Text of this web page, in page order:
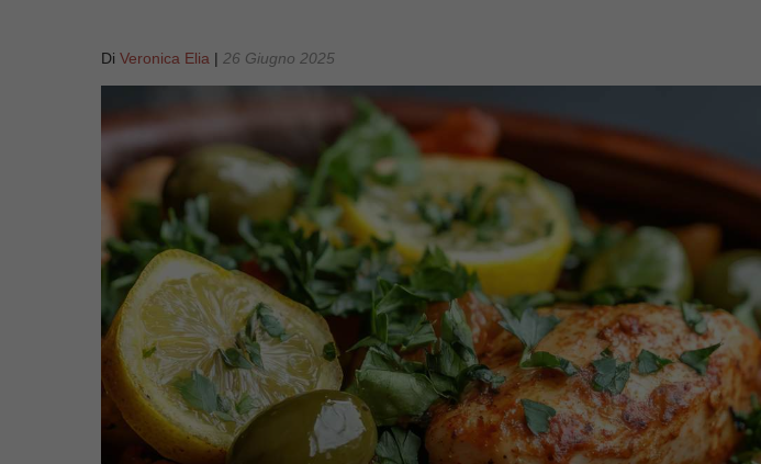
Di Veronica Elia | 26 Giugno 2025